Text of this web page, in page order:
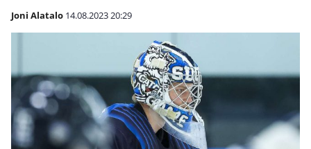
Joni Alatalo 14.08.202320:29